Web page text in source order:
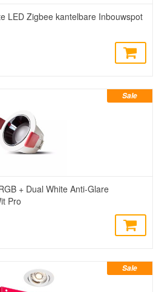
LED Zigbee kantelbare Inbouwspot
Sale
+ Dual White Anti-Glare
Pro
Sale